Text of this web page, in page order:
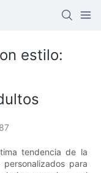
estilo:
87
tendencia de la
para